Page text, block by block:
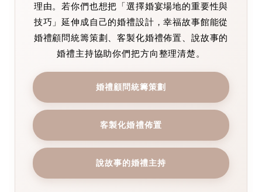
理由。若你們也想把「選擇婚宴場地的重要性與
技巧」延伸成自己的婚禮設計，幸福故事館能從
婚禮顧問統籌策劃、客製化婚禮佈置、說故事的
婚禮主持協助你們把方向整理清楚。
婚禮顧問統籌策劃
客製化婚禮佈置
說故事的婚禮主持